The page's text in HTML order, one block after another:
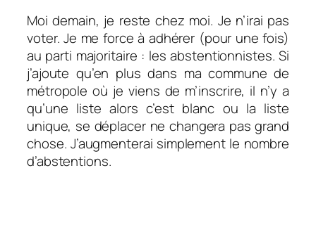
Moi demain, je reste chez moi. Je n’irai pas
voter. Je me force à adhérer (pour une fois)
au parti majoritaire : les abstentionnistes. Si
j’ajoute qu’en plus dans ma commune de
métropole où je viens de m’inscrire, il n’y a
qu’une liste alors c’est blanc ou la liste
unique, se déplacer ne changera pas grand
chose. J’augmenterai simplement le nombre
d’abstentions.